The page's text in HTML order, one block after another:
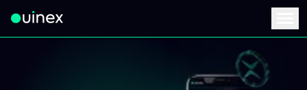
Ceci est le logo et, si vous cliquez dessus, vous serez